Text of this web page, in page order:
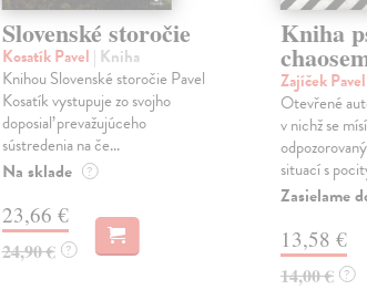
Slovenské storočie
Kosatík Pavel | Kniha
Knihou Slovenské storočie Pavel
Kosatík vystupuje zo svojho
doposiaľ prevažujúceho
sústredenia na če...
Na sklade ?
23,66 €
24,90 € ?
Kniha
Zajíček
Otevřené
v nichž se
situací s
Zasielame
13,58 €
14,00 € ?